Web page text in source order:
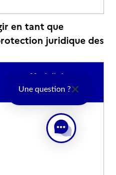
en tant que
juridique des
Modalités
d'évaluation
Une question ?